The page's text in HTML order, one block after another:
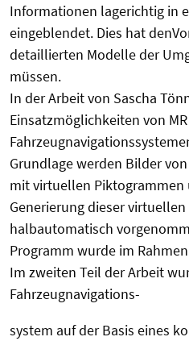
Informationen lagerichtig in
eingeblendet. Dies hat
detaillierten Modelle der
müssen.
In der Arbeit von Sascha
Einsatzmöglichkeiten von
Grundlage werden Bilder
mit virtuellen Piktogrammen
Generierung dieser
halbautomatisch
Programm wurde im
Im zweiten Teil der Arbeit
Fahrzeugnavigations-
system auf der Basis eines